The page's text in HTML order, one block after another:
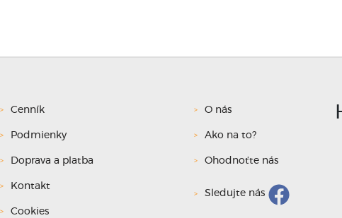
Cenník
Podmienky
Doprava a platba
Kontakt
Cookies
O nás
Ako na to?
Ohodnoťte nás
Sledujte nás